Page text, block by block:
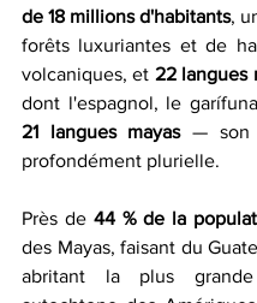
de 18 millions d'habitants,
forêts luxuriantes et de
volcaniques, et 22 langues
21 langues mayas — son
profondément plurielle.
Près de 44 % de la
des Mayas, faisant du
abritant la plus grande